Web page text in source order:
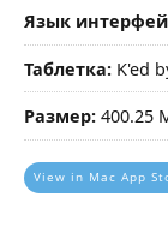
Язык
Таблетка: K'ed
Размер: 400.25
View in Mac App